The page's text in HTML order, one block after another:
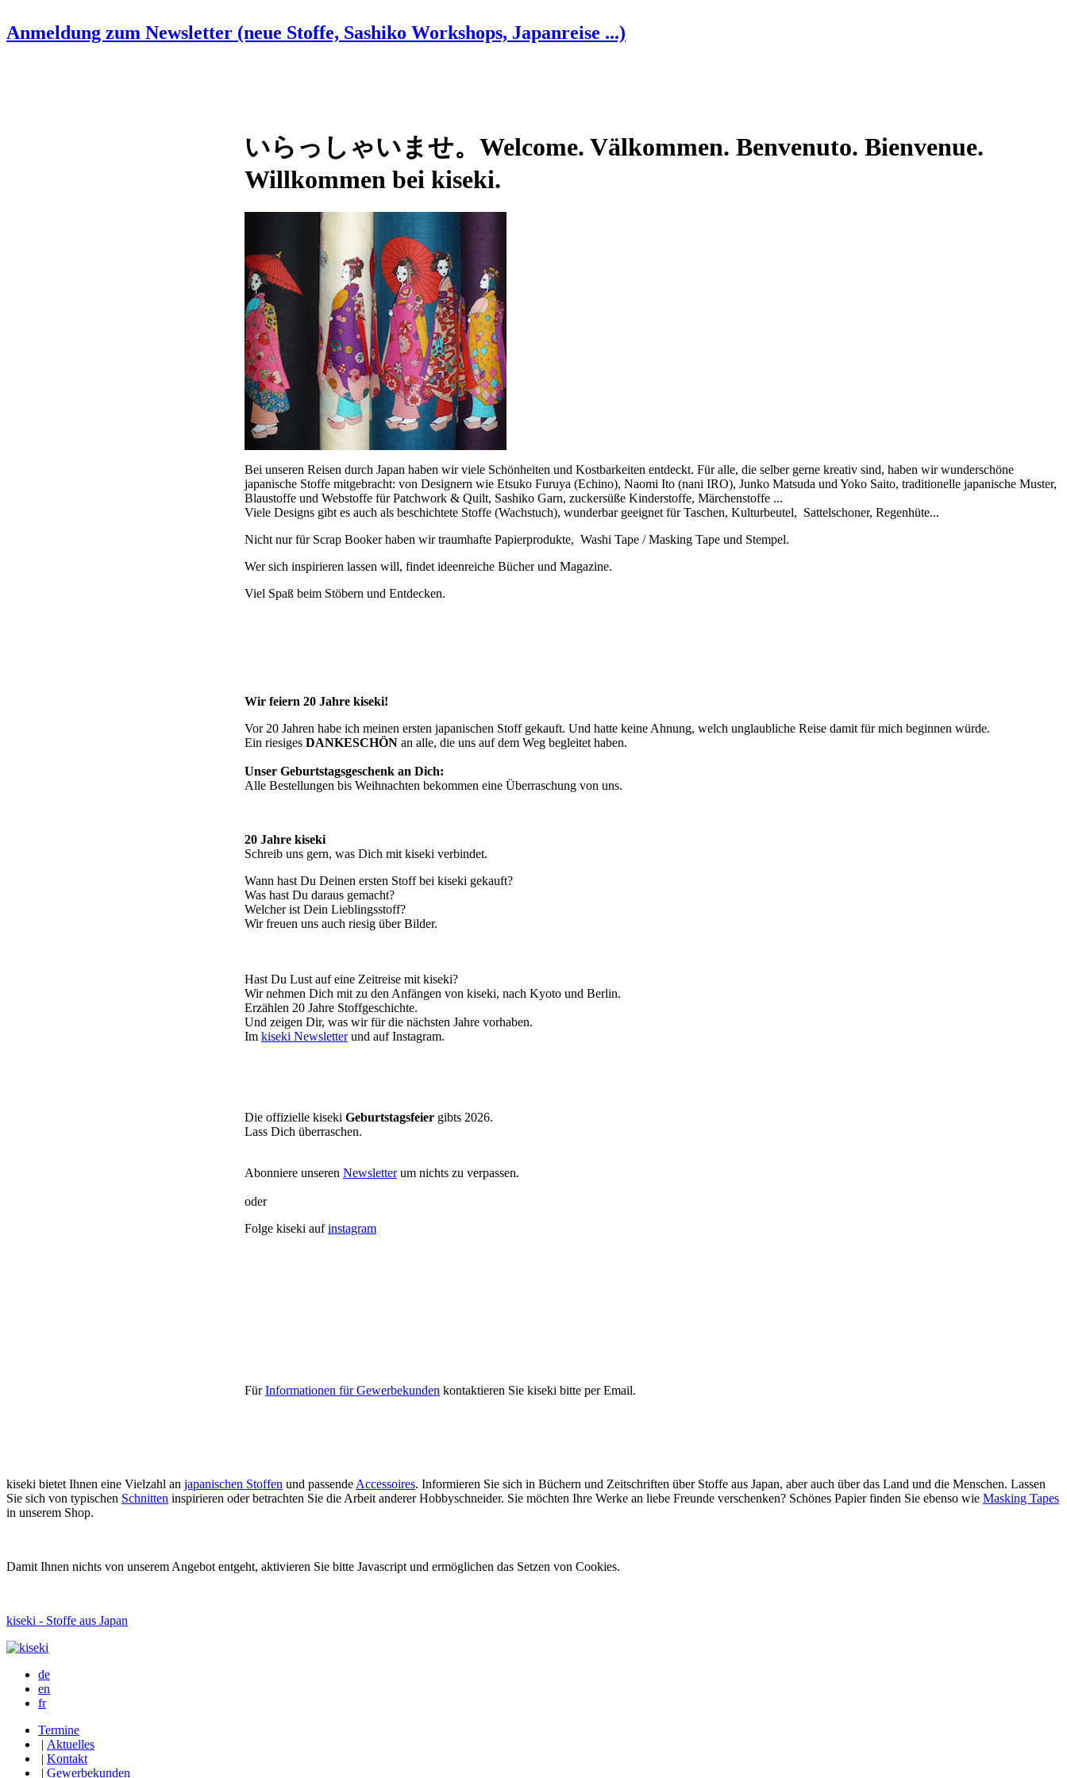
Anmeldung zum Newsletter (neue Stoffe, Sashiko Workshops, Japanreise ...)
いらっしゃいませ。Welcome. Välkommen. Benvenuto. Bienvenue.
Willkommen bei kiseki.
Bei unseren Reisen durch Japan haben wir viele Schönheiten und Kostbarkeiten entdeckt. Für alle, die selber gerne kreativ sind, haben wir wunderschöne
japanische Stoffe mitgebracht: von Designern wie Etsuko Furuya (Echino), Naomi Ito (nani IRO), Junko Matsuda und Yoko Saito, traditionelle japanische Muster,
Blaustoffe und Webstoffe für Patchwork & Quilt, Sashiko Garn, zuckersüße Kinderstoffe, Märchenstoffe ...
Viele Designs gibt es auch als beschichtete Stoffe (Wachstuch), wunderbar geeignet für Taschen, Kulturbeutel, Sattelschoner, Regenhüte...
Nicht nur für Scrap Booker haben wir traumhafte Papierprodukte, Washi Tape / Masking Tape und Stempel.
Wer sich inspirieren lassen will, findet ideenreiche Bücher und Magazine.
Viel Spaß beim Stöbern und Entdecken.
Wir feiern 20 Jahre kiseki!
Vor 20 Jahren habe ich meinen ersten japanischen Stoff gekauft. Und hatte keine Ahnung, welch unglaubliche Reise damit für mich beginnen würde.
Ein riesiges DANKESCHÖN an alle, die uns auf dem Weg begleitet haben.
Unser Geburtstagsgeschenk an Dich:
Alle Bestellungen bis Weihnachten bekommen eine Überraschung von uns.
20 Jahre kiseki
Schreib uns gern, was Dich mit kiseki verbindet.
Wann hast Du Deinen ersten Stoff bei kiseki gekauft?
Was hast Du daraus gemacht?
Welcher ist Dein Lieblingsstoff?
Wir freuen uns auch riesig über Bilder.
Hast Du Lust auf eine Zeitreise mit kiseki?
Wir nehmen Dich mit zu den Anfängen von kiseki, nach Kyoto und Berlin.
Erzählen 20 Jahre Stoffgeschichte.
Und zeigen Dir, was wir für die nächsten Jahre vorhaben.
Im kiseki Newsletterund auf Instagram.
Die offizielle kiseki Geburtstagsfeier gibts 2026.
Lass Dich überraschen.
Abonniere unseren Newsletterum nichts zu verpassen.
oder
Folge kiseki aufinstagram
FürInformationen für Gewerbekunden kontaktieren Sie kiseki bitte per Email.
kiseki bietet Ihnen eine Vielzahl an japanischen Stoffen und passende Accessoires. Informieren Sie sich in Büchern und Zeitschriften über Stoffe aus Japan, aber auch über das Land und die Menschen. Lassen
Sie sich von typischen Schnitten inspirieren oder betrachten Sie die Arbeit anderer Hobbyschneider. Sie möchten Ihre Werke an liebe Freunde verschenken? Schönes Papier finden Sie ebenso wie Masking Tapes
in unserem Shop.
Damit Ihnen nichts von unserem Angebot entgeht, aktivieren Sie bitte Javascript und ermöglichen das Setzen von Cookies.
kiseki - Stoffe aus Japan
de
en
fr
Termine
| Aktuelles
| Kontakt
| Gewerbekunden